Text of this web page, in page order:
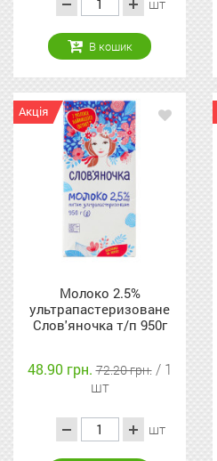
шт
В кошик
Акція
Молоко 2.5%
ультрапастеризоване
Слов'яночка т/п 950г
48.90 грн.72.20 грн. / 1
шт
шт